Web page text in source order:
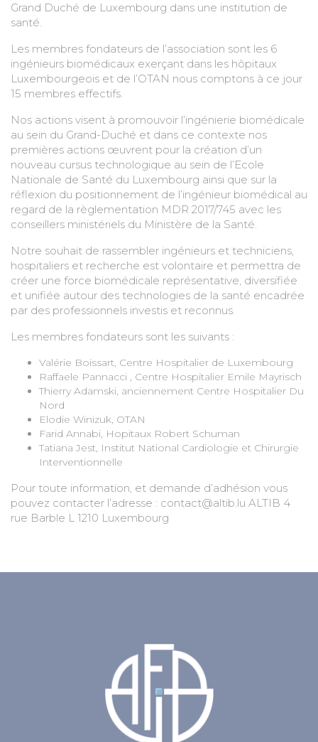
Grand Duché de Luxembourg dans une institution de
santé.
Les membres fondateurs de l’association sont les 6
ingénieurs biomédicaux exerçant dans les hôpitaux
Luxembourgeois et de l’OTAN nous comptons à ce jour
15 membres effectifs.
Nos actions visent à promouvoir l’ingénierie biomédicale
au sein du Grand-Duché et dans ce contexte nos
premières actions œuvrent pour la création d’un
nouveau cursus technologique au sein de l’Ecole
Nationale de Santé du Luxembourg ainsi que sur la
réflexion du positionnement de l’ingénieur biomédical au
regard de la règlementation MDR 2017/745 avec les
conseillers ministériels du Ministère de la Santé.
Notre souhait de rassembler ingénieurs et techniciens,
hospitaliers et recherche est volontaire et permettra de
créer une force biomédicale représentative, diversifiée
et unifiée autour des technologies de la santé encadrée
par des professionnels investis et reconnus.
Les membres fondateurs sont les suivants :
Valérie Boissart, Centre Hospitalier de Luxembourg
Raffaele Pannacci , Centre Hospitalier Emile Mayrisch
Thierry Adamski, anciennement Centre Hospitalier Du
Nord
Elodie Winizuk, OTAN
Farid Annabi, Hopitaux Robert Schuman
Tatiana Jest, Institut National Cardiologie et Chirurgie
Interventionnelle
Pour toute information, et demande d’adhésion vous
pouvez contacter l’adresse : contact@altib.lu ALTIB 4
rue Barble L 1210 Luxembourg